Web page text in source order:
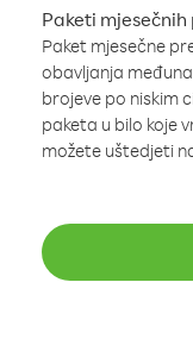
Paketi
Paket mjesečne
obavljanja
brojeve po niskim
paketa u bilo koje
možete uštedjeti